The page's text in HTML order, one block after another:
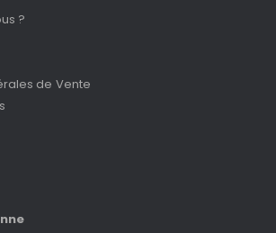
?
de Vente